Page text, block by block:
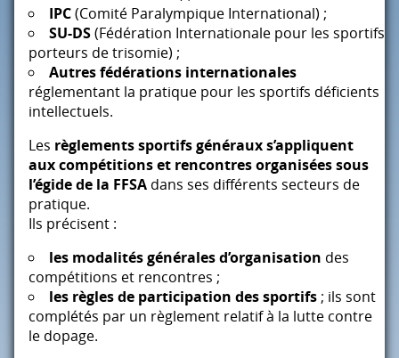
IPC(Comité Paralympique International) ;
SU-DS(Fédération Internationale pour les sportifs
porteurs de trisomie) ;
Autres fédérations internationales
réglementant la pratique pour les sportifs déficients
intellectuels.
Les règlements sportifs généraux s’appliquent
aux compétitions et rencontres organisées sous
l’égide de la FFSA dans ses différents secteurs de
pratique.
Ils précisent :
les modalités générales d’organisation des
compétitions et rencontres ;
les règles de participation des sportifs ; ils sont
complétés par un règlement relatif à la lutte contre
le dopage.